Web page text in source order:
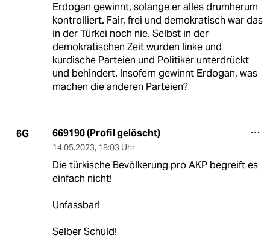
Erdogan gewinnt, solange er alles drumherum
kontrolliert. Fair, frei und demokratisch war das
in der Türkei noch nie. Selbst in der
demokratischen Zeit wurden linke und
kurdische Parteien und Politiker unterdrückt
und behindert. Insofern gewinnt Erdogan, was
machen die anderen Parteien?
6G 669190 (Profil gelöscht)
14.05.2023, 18:03 Uhr
Die türkische Bevölkerung pro AKP begreift es
einfach nicht!
Unfassbar!
Selber Schuld!